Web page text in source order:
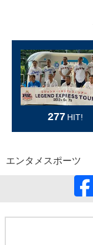
277 HIT!
エンタメ スポーツ